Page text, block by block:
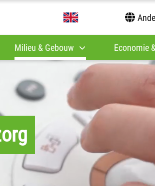
Milieu & Gebouw Economie